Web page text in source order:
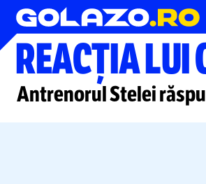
Liga 2
REACȚIA LUI
Antrenorul Stelei